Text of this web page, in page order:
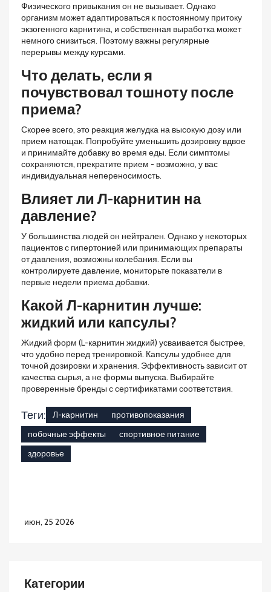
Физического привыкания он не вызывает. Однако
организм может адаптироваться к постоянному притоку
экзогенного карнитина, и собственная выработка может
немного снизиться. Поэтому важны регулярные
перерывы между курсами.
Что делать, если я
почувствовал тошноту после
приема?
Скорее всего, это реакция желудка на высокую дозу или
прием натощак. Попробуйте уменьшить дозировку вдвое
и принимайте добавку во время еды. Если симптомы
сохраняются, прекратите прием - возможно, у вас
индивидуальная непереносимость.
Влияет ли Л-карнитин на
давление?
У большинства людей он нейтрален. Однако у некоторых
пациентов с гипертонией или принимающих препараты
от давления, возможны колебания. Если вы
контролируете давление, мониторьте показатели в
первые недели приема добавки.
Какой Л-карнитин лучше:
жидкий или капсулы?
Жидкий форм (L-карнитин жидкий) усваивается быстрее,
что удобно перед тренировкой. Капсулы удобнее для
точной дозировки и хранения. Эффективность зависит от
качества сырья, а не формы выпуска. Выбирайте
проверенные бренды с сертификатами соответствия.
Теги: Л-карнитин
противопоказания
побочные эффекты
спортивное питание
здоровье
июн, 25 2026
Категории